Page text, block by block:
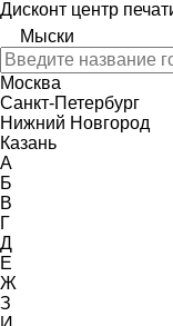
Дисконт центр
Мыски
Москва
Санкт-Петербург
Нижний Новгород
Казань
А
Б
В
Г
Д
Е
Ж
З